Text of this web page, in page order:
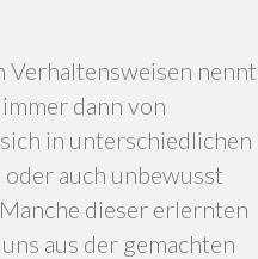
Verhaltensweisen nennt
dann von
in unterschiedlichen
auch unbewusst
dieser erlernten
aus der gemachten